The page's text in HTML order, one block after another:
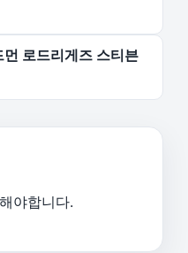
로드리게즈 스티븐
해야합니다.